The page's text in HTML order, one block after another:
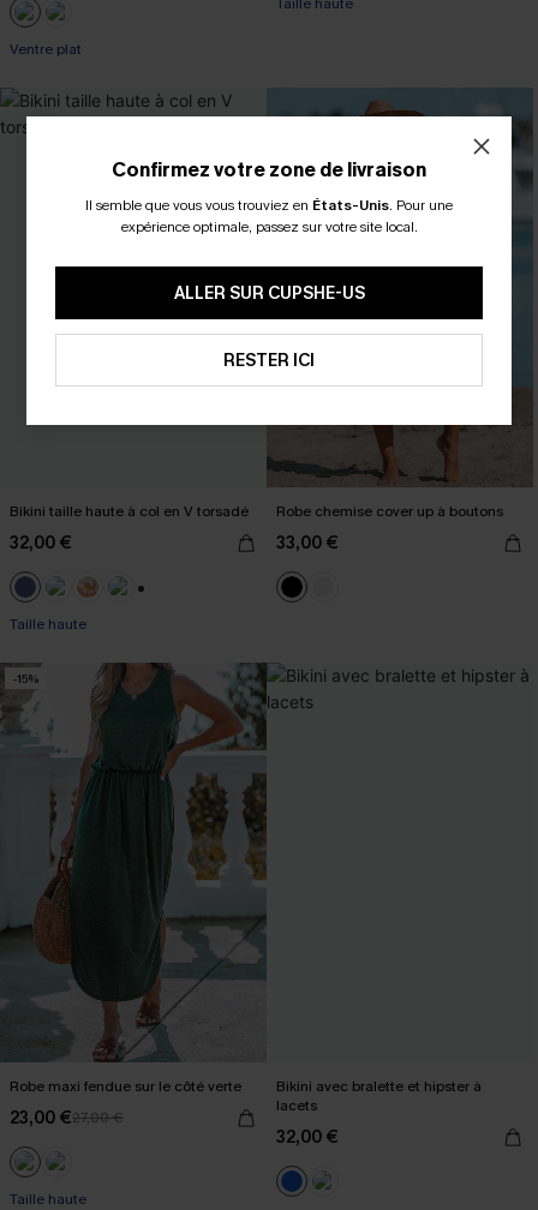
Ventre plat
Bikini taille haute à col en V torsadé
32,00 €
Taille haute
Robe chemise cover up à boutons
33,00 €
-15%
Robe maxi fendue sur le côté verte
23,00 €27,00 €
Taille haute
Bikini avec bralette et hipster à
lacets
32,00 €
Confirmez votre zone de livraison
Il semble que vous vous trouviez en États-Unis. Pour une
expérience optimale, passez sur votre site local.
ALLER SUR CUPSHE-US
RESTER ICI